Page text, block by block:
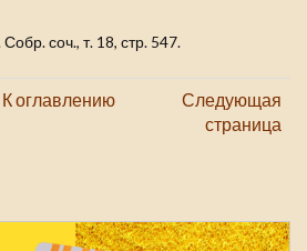
Собр. соч., т. 18, стр. 547.
К оглавлению
Следующая
страница